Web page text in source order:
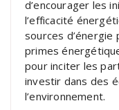
d’encourager les
l’efficacité
sources d’énergie
primes
pour inciter les
investir dans des
l’environnement.